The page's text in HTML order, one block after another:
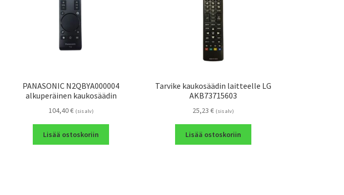
PANASONIC N2QBYA000004
alkuperäinen kaukosäädin
104,40€ (sis alv)
Lisää ostoskoriin
Tarvike kaukosäädin laitteelle LG
AKB73715603
25,23 € (sis alv)
Lisää ostoskoriin